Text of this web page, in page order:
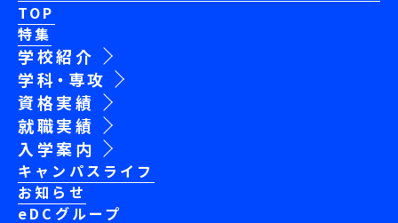
TOP
特集
学校紹介
学科・専攻
資格実績
就職実績
入学案内
キャンパスライフ
お知らせ
eDCグループ